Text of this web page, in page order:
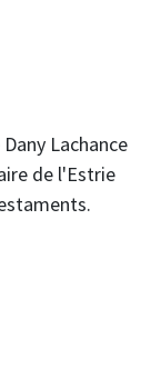
Lachance
de l'Estrie